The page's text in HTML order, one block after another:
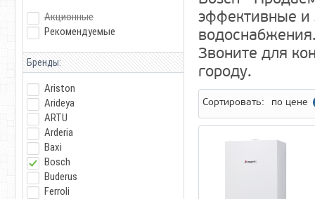
эффективные и
Звоните для
городу.
Сортировать: по цене
Акционные
Рекомендуемые
Бренды:
Ariston
Arideya
ARTU
Arderia
Baxi
Bosch
Buderus
Ferroli